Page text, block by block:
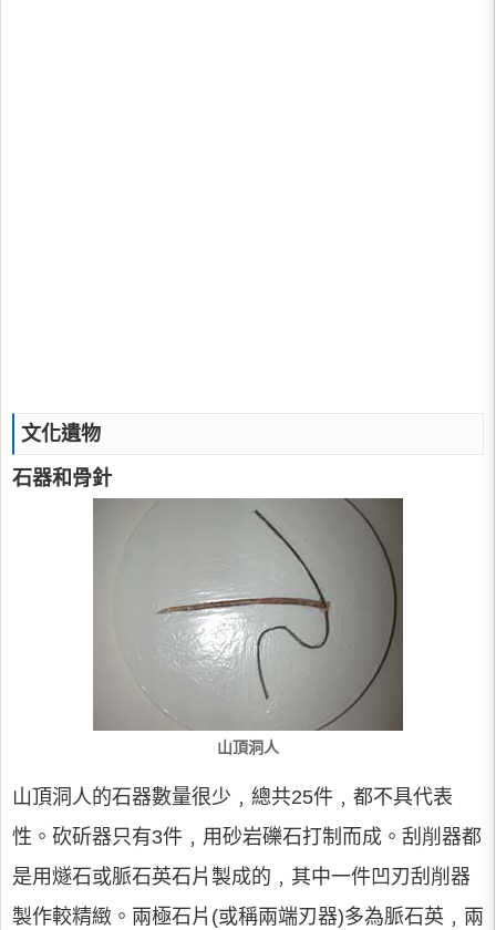
文化遺物
石器和骨針
山頂洞人
山頂洞人的石器數量很少﹐總共25件﹐都不具代表
性。砍斫器只有3件﹐用砂岩礫石打制而成。刮削器都
是用燧石或脈石英石片製成的﹐其中一件凹刃刮削器
製作較精緻。兩極石片(或稱兩端刃器)多為脈石英﹐兩